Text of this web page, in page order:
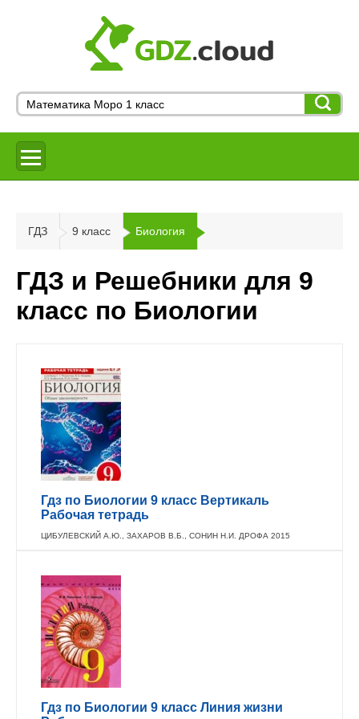
ГДЗ 9 класс Биология
ГДЗ и Решебники для 9
класс по Биологии
Гдз по Биологии 9 класс Вертикаль
Рабочая тетрадь
ЦИБУЛЕВСКИЙ А.Ю., ЗАХАРОВ В.Б., СОНИН Н.И. ДРОФА 2015
Гдз по Биологии 9 класс Линия жизни